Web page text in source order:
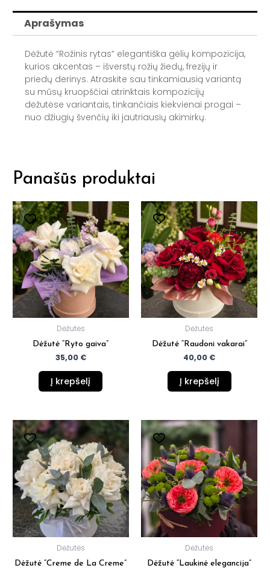
Aprašymas
Dėžutė “Rožinis rytas” elegantiška gėlių kompozicija,
kurios akcentas – išverstų rožių žiedų, frezijų ir
priedų derinys. Atraskite sau tinkamiausią variantą
su mūsų kruopščiai atrinktais kompozicijų
dėžutėse variantais, tinkančiais kiekvienai progai –
nuo džiugių švenčių iki jautriausių akimirkų.
Panašūs produktai
Dėžutės
Dėžutė “Ryto gaiva”
35,00 €
Į krepšelį
Dėžutės
Dėžutė “Raudoni vakarai”
40,00 €
Į krepšelį
Dėžutės
Dėžutė “Creme de La Creme”
Dėžutės
Dėžutė “Laukinė elegancija”